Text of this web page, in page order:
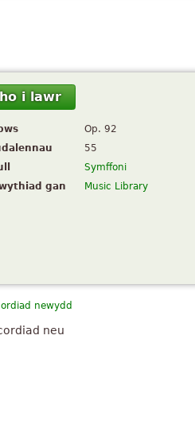
i lawr
Op. 92
55
Symffoni
gan
Music Library
newydd
neu